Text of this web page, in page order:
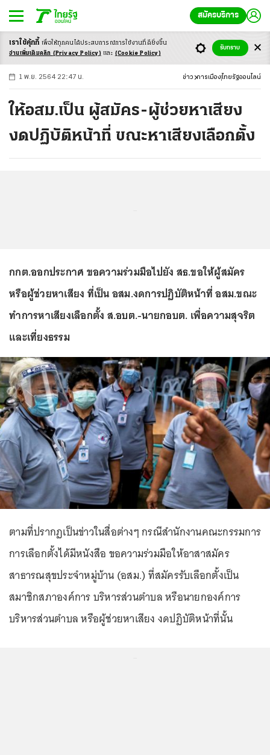
สมัครบริการ
-ก ก ก+
1 พ.ย. 2564 22:47 น. ข่าว การเมือง ไทยรัฐออนไลน์
ให้อสม.เป็น ผู้สมัคร-ผู้ช่วยหาเสียง
งดปฏิบัติหน้าที่ ขณะหาเสียงเลือกตั้ง
กกต.ออกประกาศ ขอความร่วมมือไปยัง สธ.ขอให้ผู้สมัคร
หรือผู้ช่วยหาเสียง ที่เป็น อสม.งดการปฏิบัติหน้าที่ อสม.ขณะ
ทําการหาเสียงเลือกตั้ง ส.อบต.-นายกอบต. เพื่อความสุจริต
และเที่ยงธรรม
ตามที่ปรากฏเป็นข่าวในสื่อต่างๆ กรณีสํานักงานคณะกรรมการ
การเลือกตั้งได้มีหนังสือ ขอความร่วมมือให้อาสาสมัคร
สาธารณสุขประจําหมู่บ้าน (อสม.) ที่สมัครรับเลือกตั้งเป็น
สมาชิกสภาองค์การ บริหารส่วนตําบล หรือนายกองค์การ
บริหารส่วนตําบล หรือผู้ช่วยหาเสียง งดปฏิบัติหน้าที่นั้น
เราใช้คุ้กกี้ เพื่อให้ทุกคนได้ประสบการณ์การใช้งานที่ดียิ่งขึ้น
อ่านเพิ่มเติมคลิก (Privacy Policy) และ (Cookie Policy)
รับทราบ